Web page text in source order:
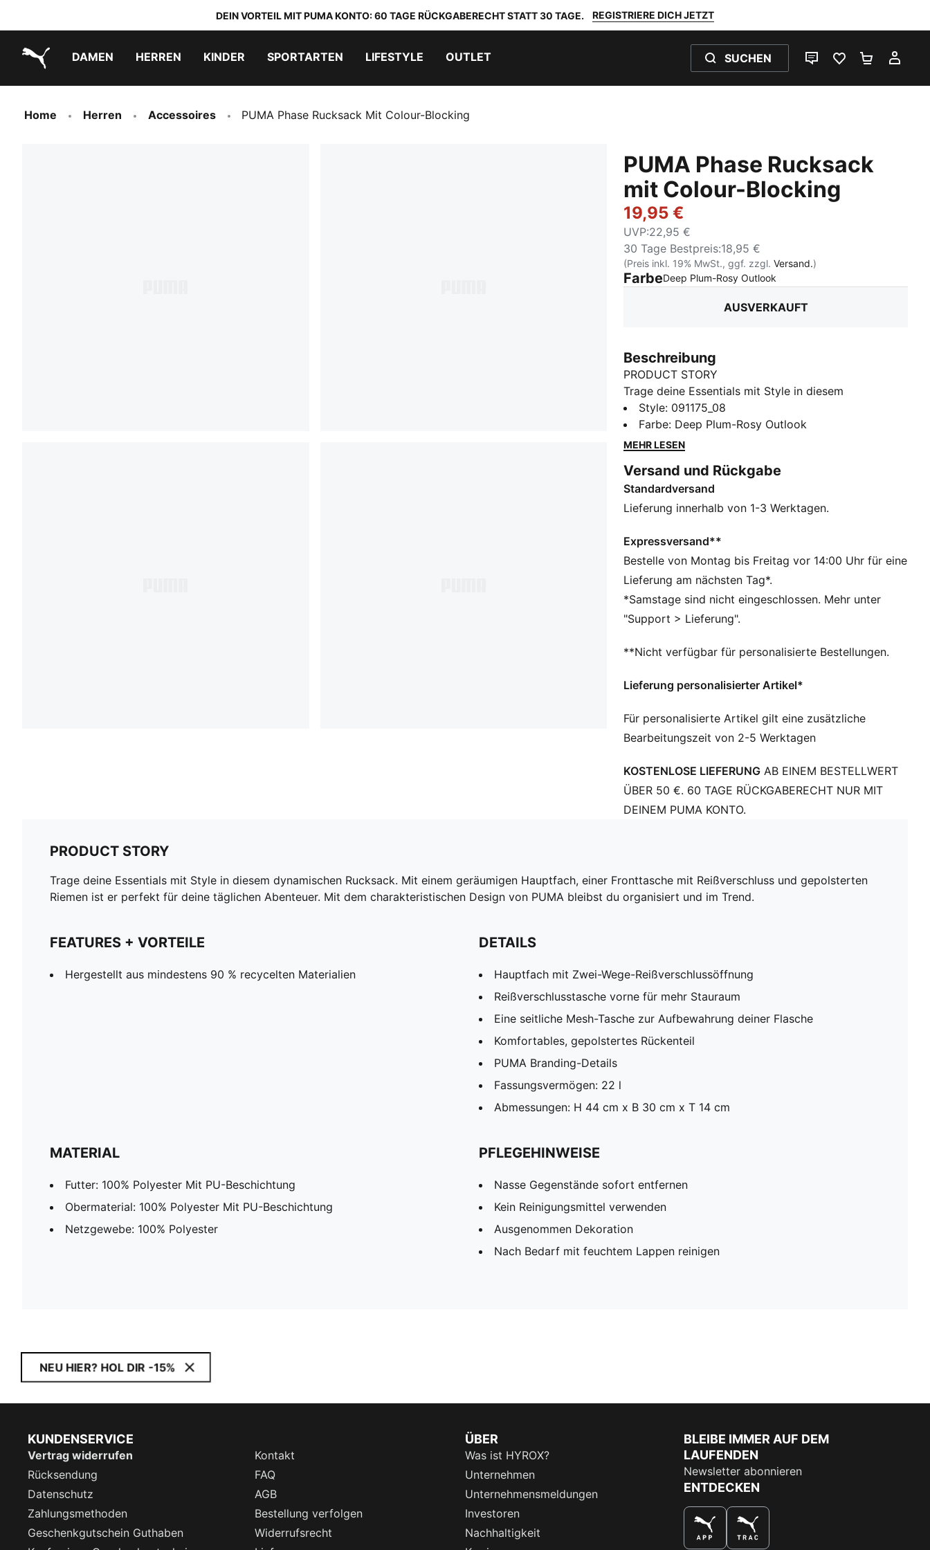
DEIN VORTEIL MIT PUMA KONTO: 60 TAGE RÜCKGABERECHT STATT 30 TAGE. REGISTRIERE DICH JETZT
DAMEN HERREN KINDER SPORTARTEN LIFESTYLE OUTLET SUCHEN
LIVE-CHATFAVORITEN 0
Home Herren Accessoires PUMA Phase Rucksack Mit Colour-Blocking
PUMA Phase Rucksack
mit Colour-Blocking
19,95 €
UVP:22,95 €
30 Tage Bestpreis:18,95 €
(Preis inkl. 19% MwSt., ggf. zzgl.Versand.)
FarbeDeep Plum-Rosy Outlook
AUSVERKAUFT
Beschreibung
PRODUCT STORY
Trage deine Essentials mit Style in diesem
dynamischen Rucksack. Mit einem geräumigen
Hauptfach, einer Fronttasche mit Reißverschluss und
gepolsterten Riemen ist er perfekt für deine täglichen
PUMA bleibst du organisiert und im Trend.
FEATURES + VORTEILE
Hergestellt aus mindestens 90 % recycelten
DETAILS
Hauptfach mit Zwei-Wege-Reißverschlussöffnung
Reißverschlusstasche vorne für mehr Stauraum
Eine seitliche Mesh-Tasche zur Aufbewahrung deiner
Flasche
Komfortables, gepolstertes Rückenteil
Fassungsvermögen: 22 l
Style: 091175_08
Farbe: Deep Plum-Rosy Outlook
MEHR LESEN
Versand und Rückgabe
Standardversand
Lieferung innerhalb von 1-3 Werktagen.
Expressversand**
Bestelle von Montag bis Freitag vor 14:00 Uhr für eine
Lieferung am nächsten Tag*.
*Samstage sind nicht eingeschlossen. Mehr unter
"Support > Lieferung".
**Nicht verfügbar für personalisierte Bestellungen.
Lieferung personalisierter Artikel*
Für personalisierte Artikel gilt eine zusätzliche
Bearbeitungszeit von 2-5 Werktagen
KOSTENLOSE LIEFERUNG AB EINEM BESTELLWERT
ÜBER 50 €. 60 TAGE RÜCKGABERECHT NUR MIT
DEINEM PUMA KONTO.
PRODUCT STORY
Trage deine Essentials mit Style in diesem dynamischen Rucksack. Mit einem geräumigen Hauptfach, einer Fronttasche mit Reißverschluss und gepolsterten
Riemen ist er perfekt für deine täglichen Abenteuer. Mit dem charakteristischen Design von PUMA bleibst du organisiert und im Trend.
FEATURES + VORTEILE
Hergestellt aus mindestens 90 % recycelten Materialien
DETAILS
Hauptfach mit Zwei-Wege-Reißverschlussöffnung
Reißverschlusstasche vorne für mehr Stauraum
Eine seitliche Mesh-Tasche zur Aufbewahrung deiner Flasche
Komfortables, gepolstertes Rückenteil
PUMA Branding-Details
Fassungsvermögen: 22 l
Abmessungen: H 44 cm x B 30 cm x T 14 cm
MATERIAL
Futter: 100% Polyester Mit PU-Beschichtung
Obermaterial: 100% Polyester Mit PU-Beschichtung
Netzgewebe: 100% Polyester
PFLEGEHINWEISE
Nasse Gegenstände sofort entfernen
Kein Reinigungsmittel verwenden
Ausgenommen Dekoration
Nach Bedarf mit feuchtem Lappen reinigen
NEU HIER? HOL DIR -15%
KUNDENSERVICE
Vertrag widerrufen
Kontakt
Rücksendung
FAQ
Datenschutz
AGB
Zahlungsmethoden
Bestellung verfolgen
Geschenkgutschein Guthaben
Widerrufsrecht
ÜBER
Was ist HYROX?
Unternehmen
Unternehmensmeldungen
Investoren
Nachhaltigkeit
BLEIBE IMMER AUF DEM
LAUFENDEN
Newsletter abonnieren
ENTDECKEN